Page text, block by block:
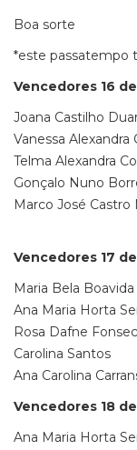
Boa sorte
*este passatempo
Vencedores 16
Joana Castilho
Vanessa
Telma Alexandra
Gonçalo Nuno
Marco José Castro
Vencedores 17
Maria Bela
Ana Maria Horta
Rosa Dafne
Carolina Santos
Ana Carolina
Vencedores 18
Ana Maria Horta